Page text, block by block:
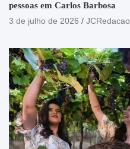
pessoas em Carlos Barbosa
3 de julho de 2026
JCRedacao